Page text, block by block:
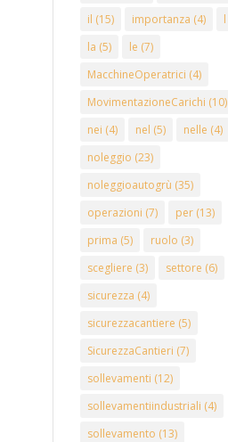
il (15) importanza (4) l
la (5) le (7)
MacchineOperatrici (4)
MovimentazioneCarichi (10)
nei (4) nel (5) nelle (4)
noleggio (23)
noleggioautogrù (35)
operazioni (7) per (13)
prima (5) ruolo (3)
scegliere (3) settore (6)
sicurezza (4)
sicurezzacantiere (5)
SicurezzaCantieri (7)
sollevamenti (12)
sollevamentiindustriali (4)
sollevamento (13)